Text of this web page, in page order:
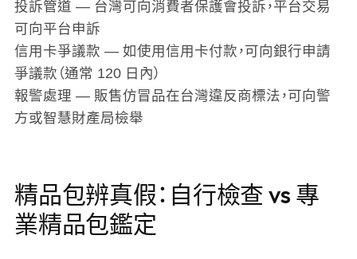
投訴管道 — 台灣可向消費者保護會投訴，平台交易
可向平台申訴
信用卡爭議款 — 如使用信用卡付款，可向銀行申請
爭議款（通常 120 日內）
報警處理 — 販售仿冒品在台灣違反商標法，可向警
方或智慧財產局檢舉
精品包辨真假：自行檢查 vs 專
業精品包鑑定